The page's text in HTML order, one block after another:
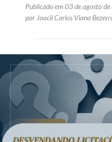
Publicado em 03 de agosto
por Joacil Carlos Viana